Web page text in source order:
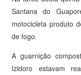
Santana do
motocicleta produto
de fogo.
A guarnição
Izidoro estavam